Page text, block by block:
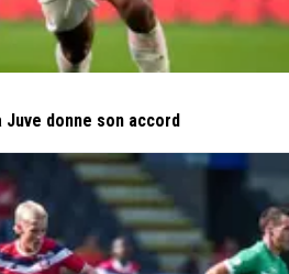
média espagnol , aucune crédibilité
par khaleifi l'été dernier ne font
news pour emmerder le PSG. Et
sentiment de nationalisme de
pour leur répondre même si on
Juve donne son accord